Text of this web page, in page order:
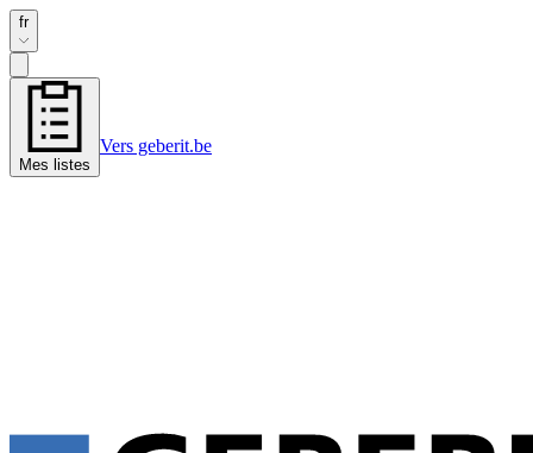
fr
Mes listes
Vers geberit.be